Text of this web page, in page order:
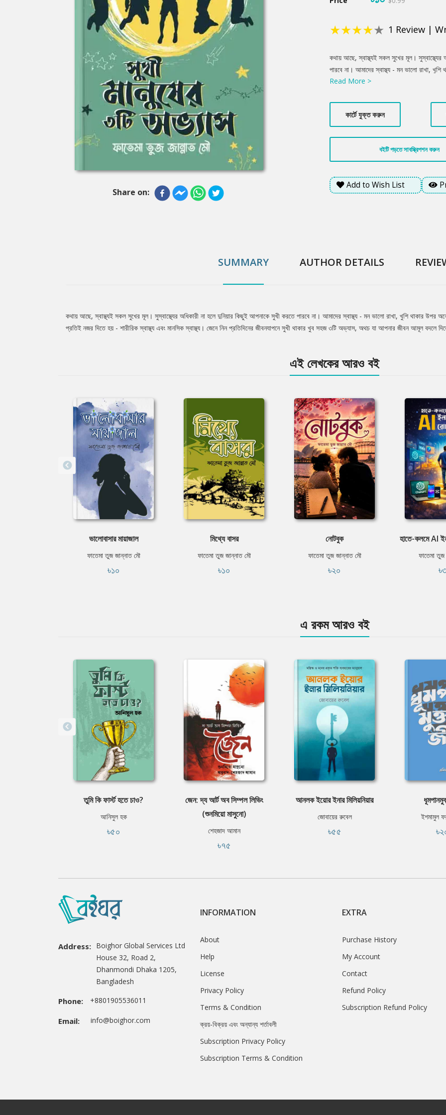
Share on:
★★★★★ 1 Review |
Product
Summery
কথায় আছে, স্বাস্থ্যই সকল সুখের মূল। সুস্বাস্থ্যের
পারবে না। আমাদের স্বাস্থ্য - মন ভালো রাখা,
থাকার জন্য দুই রকম স্বাস্থ্যের প্রতিই নজর দিতে হয়
Read More >
কার্টে যুক্ত করুন
বইটি পড়তে সাবস্ক্রিপশন করুন
Add to Wish List
SUMMARY AUTHOR DETAILS
Tab
কথায় আছে, স্বাস্থ্যই সকল সুখের মূল। সুস্বাস্থ্যের অধিকারী না হলে দুনিয়ার কিছুই আপনাকে সুখী করতে পারবে না। আমাদের স্বাস্থ্য - মন ভালো রাখা, খুশি থাকার উপর
প্রতিই নজর দিতে হয় - শারীরিক স্বাস্থ্য এবং মানসিক স্বাস্থ্য। জেনে নিন প্রতিদিনের জীবনযাপনে সুখী থাকার খুব সহজ ৩টি অভ্যাস, অথচ যা আপনার জীবন আমূল বদলে
এই লেখকের আরও বই
ভালোবাসার মায়াজাল
ফাতেমা তুজ জান্নাত মৌ
৳১০
মিথ্যে বাসর
ফাতেমা তুজ জান্নাত মৌ
৳১০
নোটবুক
ফাতেমা তুজ জান্নাত মৌ
৳২০
হাতে-কলমে AI
ফাতেমা
এ রকম আরও বই
তুমি কি ফার্স্ট হতে চাও?
আনিসুল হক
৳৫০
জেন: দ্য আর্ট অব সিম্পল লিভিং
(শুনমিয়ো মাসুনো)
শেহজাদ আমান
৳৭৫
আনলক ইয়োর ইনার মিলিয়নিয়ার
জোবায়ের রুবেল
৳৫৫
ইশমামুল
Address: Boighor Global Services Ltd
House 32, Road 2,
Dhanmondi Dhaka 1205,
Bangladesh
Phone: +8801905536011
Email: info@boighor.com
INFORMATION
About
Help
License
Privacy Policy
Terms & Condition
ক্রয়-বিক্রয় এবং অন্যান্য শর্তাবলী
Subscription Privacy Policy
Subscription Terms & Condition
EXTRA
Purchase History
My Account
Contact
Refund Policy
Subscription Refund Policy